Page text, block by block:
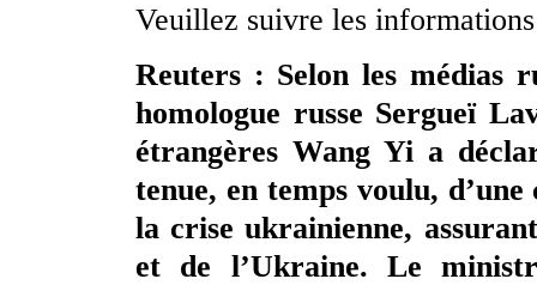
Veuillez suivre les
Reuters : Selon les médias
homologue russe Sergueï
étrangères Wang Yi a
tenue, en temps voulu,
la crise ukrainienne,
et de l’Ukraine. Le